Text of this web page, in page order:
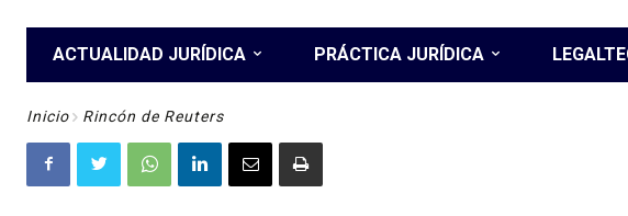
ACTUALIDAD JURÍDICA PRÁCTICA JURÍDICA
Inicio Rincón de Reuters